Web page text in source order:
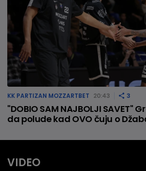
KK PARTIZAN MOZZARTBET 20:43 3
"DOBIO SAM NAJBOLJI SAVET"
da polude kad OVO čuju o
VIDEO